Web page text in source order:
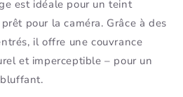
est idéale pour un teint
pour la caméra. Grâce à des
il offre une couvrance
et imperceptible – pour un